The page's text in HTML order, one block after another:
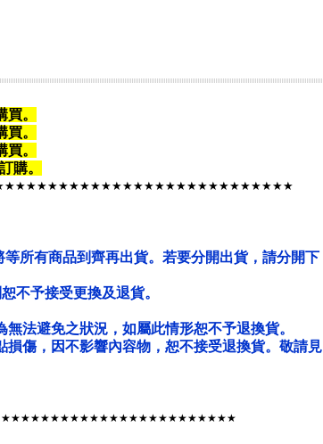
。
。
。
購。
所有商品到齊再出貨。若要分開出貨，請分開下
不予接受更換及退貨。
法避免之狀況，如屬此情形恕不予退換貨。
傷，因不影響內容物，恕不接受退換貨。敬請見